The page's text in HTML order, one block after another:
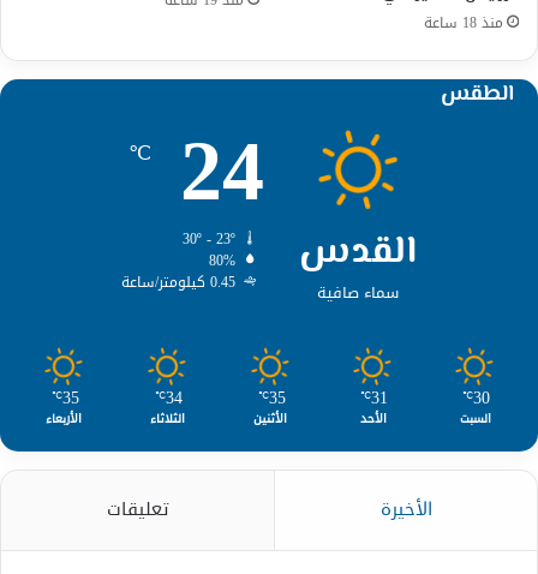
منذ 18 ساعة
الطقس
القدس
سماء صافية
24
℃
80%
0.45 كيلومتر/ساعة
30
℃
السبت
31
℃
الأحد
35
℃
الأثنين
34
℃
الثلاثاء
35
℃
الأربعاء
الأخيرة تعليقات